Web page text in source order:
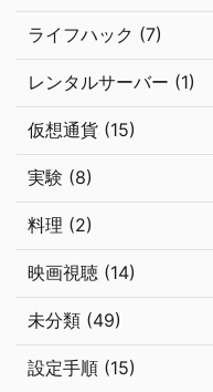
ライフハック (7)
レンタルサーバー (1)
仮想通貨 (15)
実験 (8)
料理 (2)
映画視聴 (14)
未分類 (49)
設定手順 (15)